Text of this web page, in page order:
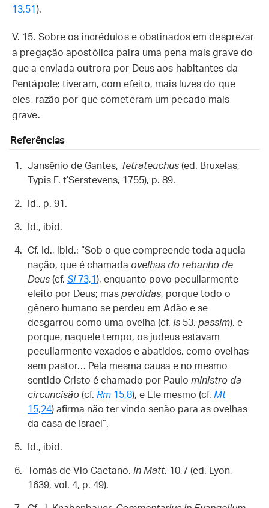
13,51 ).
V. 15. Sobre os incrédulos e obstinados em desprezar
a pregação apostólica paira uma pena mais grave do
que a enviada outrora por Deus aos habitantes da
Pentápole: tiveram, com efeito, mais luzes do que
eles, razão por que cometeram um pecado mais
grave.
Referências
Jansênio de Gantes, Tetrateuchus (ed. Bruxelas,
Typis F. t’Serstevens, 1755), p. 89.
Id., p. 91.
Id., ibid.
Cf. Id., ibid.: “Sob o que compreende toda aquela
nação, que é chamada ovelhas do rebanho de
Deus (cf. Sl 73,1 ), enquanto povo peculiarmente
eleito por Deus; mas perdidas, porque todo o
gênero humano se perdeu em Adão e se
desgarrou como uma ovelha (cf. Is 53, passim), e
porque, naquele tempo, os judeus estavam
peculiarmente vexados e abatidos, como ovelhas
sem pastor… Pela mesma causa e no mesmo
sentido Cristo é chamado por Paulo ministro da
circuncisão (cf. Rm 15,8), e Ele mesmo (cf. Mt
15,24) afirma não ter vindo senão para as ovelhas
da casa de Israel”.
Id., ibid.
Tomás de Vio Caetano, in Matt. 10,7 (ed. Lyon,
1639, vol. 4, p. 49).